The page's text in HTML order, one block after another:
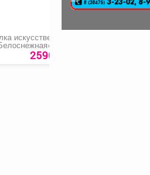
искусственная
2590 руб.